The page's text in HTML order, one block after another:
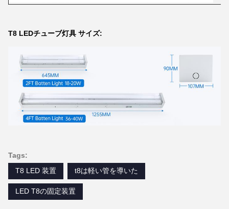
T8 LEDチューブ灯具 サイズ:
Tags:
T8 LED 装置
t8は軽い管を導いた
LED T8の固定装置